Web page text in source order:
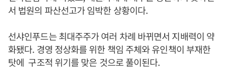
서 법원의 파산선고가 임박한 상황이다.
선샤인푸드는 최대주주가 여러 차례 바뀌면서 지배력이 약
화됐다. 경영 정상화를 위한 책임 주체와 유인책이 부재한
탓에 구조적 위기를 맞은 것으로 풀이된다.